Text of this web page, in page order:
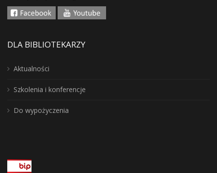
DLA BIBLIOTEKARZY
Aktualności
Szkolenia i konferencje
Do wypożyczenia